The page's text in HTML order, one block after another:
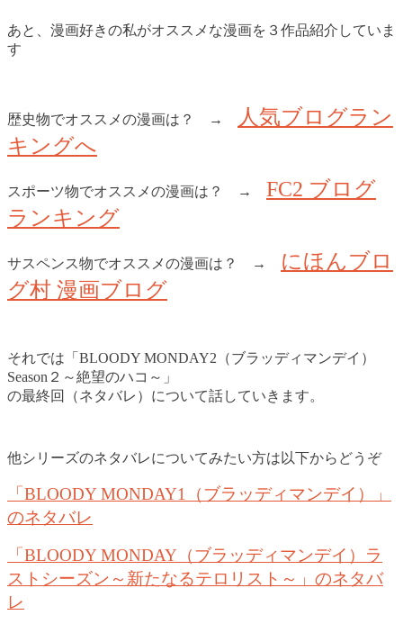
あと、漫画好きの私がオススメな漫画を３作品紹介していま
す
歴史物でオススメの漫画は？ →
人気ブログラン
キングへ
スポーツ物でオススメの漫画は？ → FC2 ブログ
ランキング
サスペンス物でオススメの漫画は？ →
にほんブロ
グ村 漫画ブログ
それでは「BLOODY MONDAY2（ブラッディマンデイ）
Season２～絶望のハコ～」
の最終回（ネタバレ）について話していきます。
他シリーズのネタバレについてみたい方は以下からどうぞ
「BLOODY MONDAY1（ブラッディマンデイ）」
のネタバレ
「BLOODY MONDAY（ブラッディマンデイ）ラ
ストシーズン～新たなるテロリスト～」のネタバ
レ